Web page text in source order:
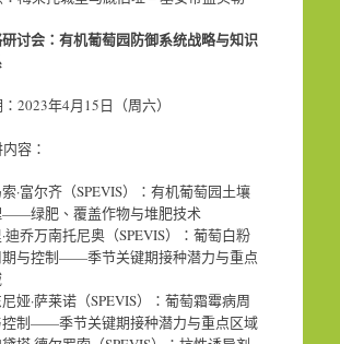
讨会：有机葡萄园防御系统战略与知识
2023年4月15日（周六）
容：
·富尔齐（SPEVIS）：有机葡萄园土壤
——绿肥、覆盖作物与堆肥技术
迪乔万南托尼奥（SPEVIS）：葡萄白粉
与控制——季节关键期接种潜力与重点
娅·萨莱诺（SPEVIS）：葡萄霜霉病周
制——季节关键期接种潜力与重点区域